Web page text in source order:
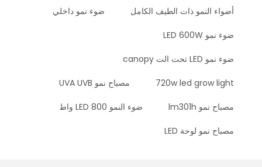
أضواء النمو ذات الطيف الكامل ضوء نمو داخلي
ضوء نمو LED 600W
ضوء نمو LED تحت الت canopy
720w led grow light مصباح نمو UVA UVB
مصباح نمو lm301h ضوء النمو LED 800 واط
مصباح نمو لوحة LED